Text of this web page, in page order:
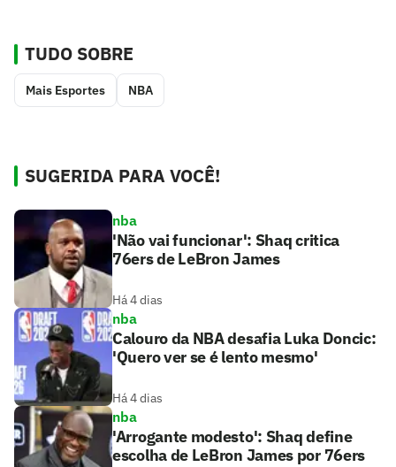
TUDO SOBRE
Mais Esportes NBA
SUGERIDA PARA VOCÊ!
nba
'Não vai funcionar': Shaq critica
76ers de LeBron James
Há 4 dias
nba
Calouro da NBA desafia Luka Doncic:
'Quero ver se é lento mesmo'
Há 4 dias
nba
'Arrogante modesto': Shaq define
escolha de LeBron James por 76ers